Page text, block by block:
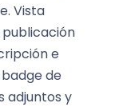
Vista
e
de
adjuntos y